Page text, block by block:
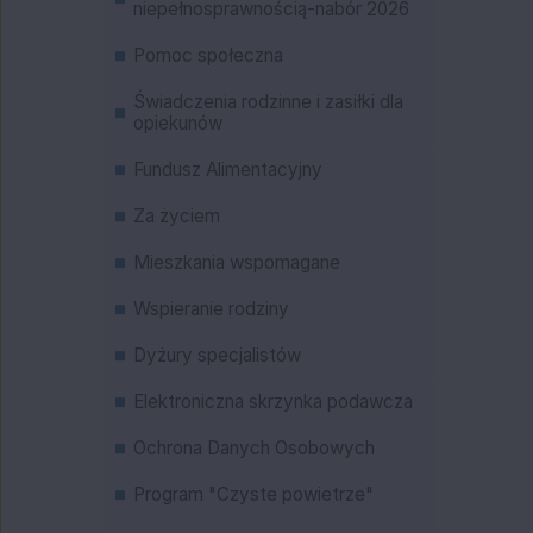
niepełnosprawnością-nabór 2026
Pomoc społeczna
Świadczenia rodzinne i zasiłki dla
opiekunów
Fundusz Alimentacyjny
Za życiem
Mieszkania wspomagane
Wspieranie rodziny
Dyżury specjalistów
Elektroniczna skrzynka podawcza
Ochrona Danych Osobowych
Program "Czyste powietrze"